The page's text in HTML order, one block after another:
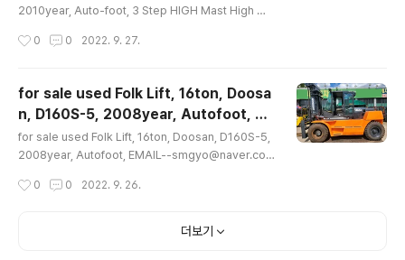
k Lift 36Ton Caterpillar V900CH 1993year Spe..
IL--smgyo@naver.com, 중고지게차매매
수출문의, 4.5톤, 자동발, 3단하이마스트 6
2010year, Auto-foot, 3 Step HIGH Mast High ma
매수출문의, 4.5톤, 자동발, 3단하이마스트 6미터, D45S
Folk Lift 4.5ton Doosan D45S-5 2010year Auto-
foot 3Step Mast High max 6000mm High EMAIL
--smgyo@naver.com, 중고지게차매매수출문의 4.5
톤 두산 자동발 3단하이마스트 최대올림높이 6000mm
0 0 2022. 9. 27.
for sale used Folk Lift, 16ton, Doosa
n, D160S-5, 2008year, Autofoot, E
MAIL--smgyo@naver.com, 중고지게차
매매수출문의, 16톤, 자동발, D160S-5, 두
산, 제작2008년식, 상태좋음, 문의 02-26
77-5544, 대가중장비플랜트, ..
for sale used Folk Lift, 16ton, Doosan, D160S-5,
2008year, Autofoot, EMAIL--smgyo@naver.co
산, 제작2008년식, 상태좋음, 문의 02-2677-5544, 대
an D160S-5 2008year Autofoot EMAIL--smgyo
0 0 2022. 9. 26.
더보기